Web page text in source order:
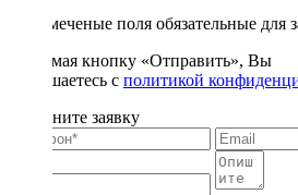
* - отмеченые поля обязательные для
Нажимая кнопку «Отправить», Вы
соглашаетесь с политикой
Заполните заявку